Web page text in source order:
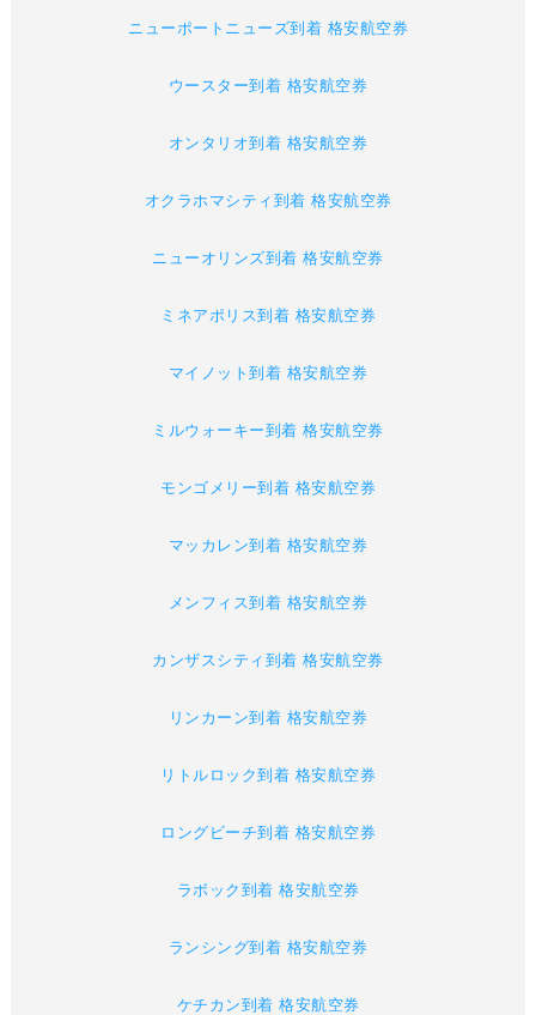
ニューポートニューズ到着 格安航空券
ウースター到着 格安航空券
オンタリオ到着 格安航空券
オクラホマシティ到着 格安航空券
ニューオリンズ到着 格安航空券
ミネアポリス到着 格安航空券
マイノット到着 格安航空券
ミルウォーキー到着 格安航空券
モンゴメリー到着 格安航空券
マッカレン到着 格安航空券
メンフィス到着 格安航空券
カンザスシティ到着 格安航空券
リンカーン到着 格安航空券
リトルロック到着 格安航空券
ロングビーチ到着 格安航空券
ラボック到着 格安航空券
ランシング到着 格安航空券
ケチカン到着 格安航空券